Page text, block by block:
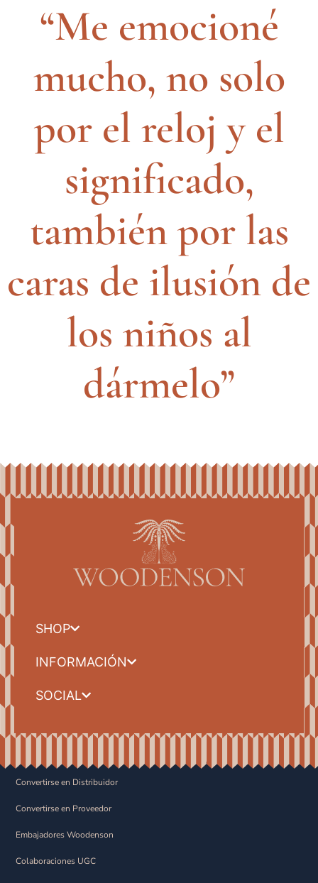
“Me emocioné
mucho, no solo
por el reloj y el
significado,
también por las
caras de ilusión de
los niños al
dármelo”
SHOP
INFORMACIÓN
SOCIAL
Convertirse en Distribuidor
Convertirse en Proveedor
Embajadores Woodenson
Colaboraciones UGC